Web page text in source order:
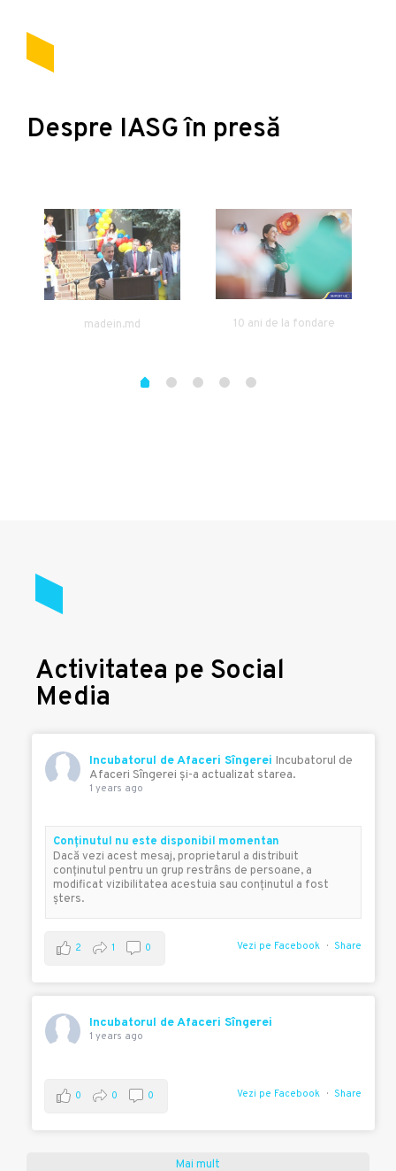
Despre IASG în presă
madein.md 10 ani de la fondare
Activitatea pe Social
Media
Incubatorul de Afaceri Sîngerei Incubatorul de
Afaceri Sîngerei şi-a actualizat starea.
1 years ago
Conţinutul nu este disponibil momentan
Dacă vezi acest mesaj, proprietarul a distribuit
conţinutul pentru un grup restrâns de persoane, a
modificat vizibilitatea acestuia sau conţinutul a fost
şters.
Vezi pe Facebook Share
2 1 0
Incubatorul de Afaceri Sîngerei
1 years ago
Vezi pe Facebook Share
0 0 0
Mai mult